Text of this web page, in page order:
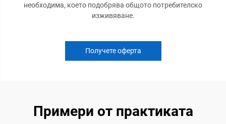
необходима, което подобрява общото потребителско
изживяване.
Получете оферта
Примери от практиката